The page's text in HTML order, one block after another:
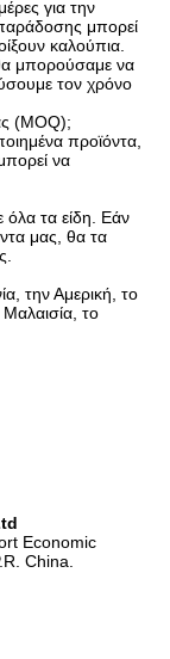
για την
μπορεί
καλούπια.
μπορούσαμε να
τον χρόνο
(MOQ);
προϊόντα,
να
τα είδη. Εάν
μας, θα τα
την Αμερική, το
Μαλαισία, το
Economic
China.